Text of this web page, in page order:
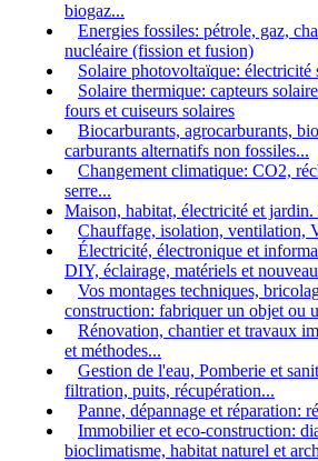
biogaz...
Energies fossiles: pétrole, gaz,
nucléaire (fission et fusion)
Solaire photovoltaïque: électricité
Solaire thermique: capteurs
fours et cuiseurs solaires
Biocarburants, agrocarburants,
carburants alternatifs non fossiles...
Changement climatique: CO2,
serre...
Maison, habitat, électricité et
Chauffage, isolation, ventilation,
Électricité, électronique et
DIY, éclairage, matériels et
Vos montages techniques,
construction: fabriquer un objet ou
Rénovation, chantier et travaux
et méthodes...
Gestion de l'eau, Pomberie et
filtration, puits, récupération...
Panne, dépannage et réparation:
Immobilier et eco-construction:
bioclimatisme, habitat naturel et